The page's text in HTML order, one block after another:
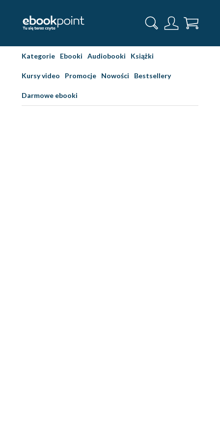
Kategorie Ebooki Audiobooki Książki
Kursy video Promocje Nowości Bestsellery
Darmowe ebooki